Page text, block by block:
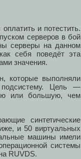
и потестить.
серверов в бой
серверы на данном
себя поведёт эта
значения.
которые выполняли
подсистему. Цель —
или большую, чем
синтетические
и 50 виртуальных
машины имели
системы
RUVDS.